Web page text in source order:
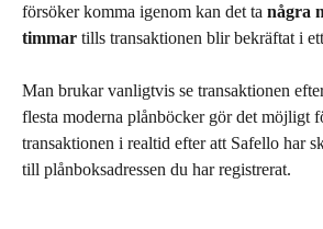
försöker komma igenom kan det ta några
timmar tills transaktionen blir bekräftat i
Man brukar vanligtvis se transaktionen
flesta moderna plånböcker gör det möjligt
transaktionen i realtid efter att Safello har
till plånboksadressen du har registrerat.